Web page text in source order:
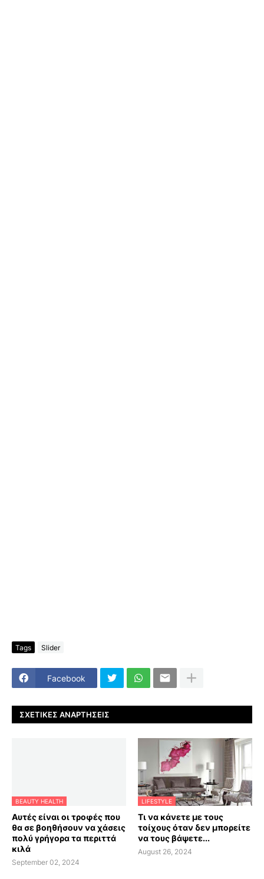
Tags Slider
Facebook
ΣΧΕΤΙΚΈΣ ΑΝΑΡΤΉΣΕΙΣ
BEAUTY HEALTH
Αυτές είναι οι τροφές που
θα σε βοηθήσουν να χάσεις
πολύ γρήγορα τα περιττά
κιλά
September 02, 2024
LIFESTYLE
Τι να κάνετε με τους
τοίχους όταν δεν μπορείτε
να τους βάψετε...
August 26, 2024